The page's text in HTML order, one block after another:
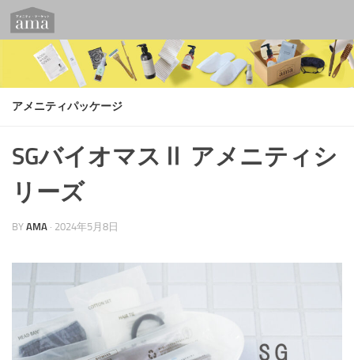
コンテンツへスキップ
アメニティパッケージ
SGバイオマスⅡ アメニティシ
リーズ
BY AMA · 2024年5月8日